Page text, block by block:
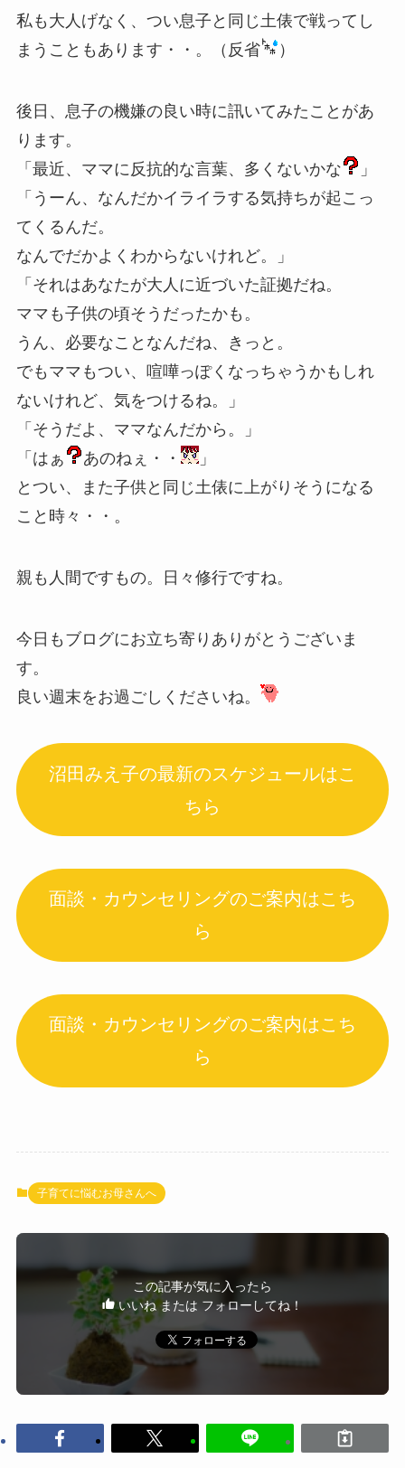
私も大人げなく、つい息子と同じ土俵で戦ってし
まうこともあります・・。（反省
）
後日、息子の機嫌の良い時に訊いてみたことがあ
ります。
「最近、ママに反抗的な言葉、多くないかな
」
「うーん、なんだかイライラする気持ちが起こっ
てくるんだ。
なんでだかよくわからないけれど。」
「それはあなたが大人に近づいた証拠だね。
ママも子供の頃そうだったかも。
うん、必要なことなんだね、きっと。
でもママもつい、喧嘩っぽくなっちゃうかもしれ
ないけれど、気をつけるね。」
「そうだよ、ママなんだから。」
「はぁ
あのねぇ・・
」
とつい、また子供と同じ土俵に上がりそうになる
こと時々・・。
親も人間ですもの。日々修行ですね。
今日もブログにお立ち寄りありがとうございま
す。
良い週末をお過ごしくださいね。
沼田みえ子の最新のスケジュールはこ
ちら
面談・カウンセリングのご案内はこち
ら
面談・カウンセリングのご案内はこち
ら
子育てに悩むお母さんへ
この記事が気に入ったら
いいね または フォローしてね！